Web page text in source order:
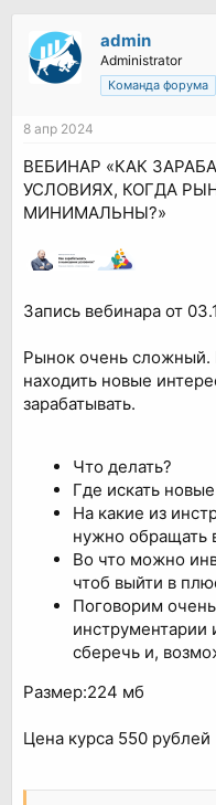
admin
Administrator
Команда форума
8 апр 2024
ВЕБИНАР «КАК
УСЛОВИЯХ, КОГДА
МИНИМАЛЬНЫ?»
Запись вебинара от
Рынок очень сложный.
находить новые
зарабатывать.
Что делать?
Где искать
На какие из
нужно обращать
Во что можно
чтоб выйти в
Поговорим
инструментарии
сберечь и,
Размер:224 мб
Цена курса 550 рублей